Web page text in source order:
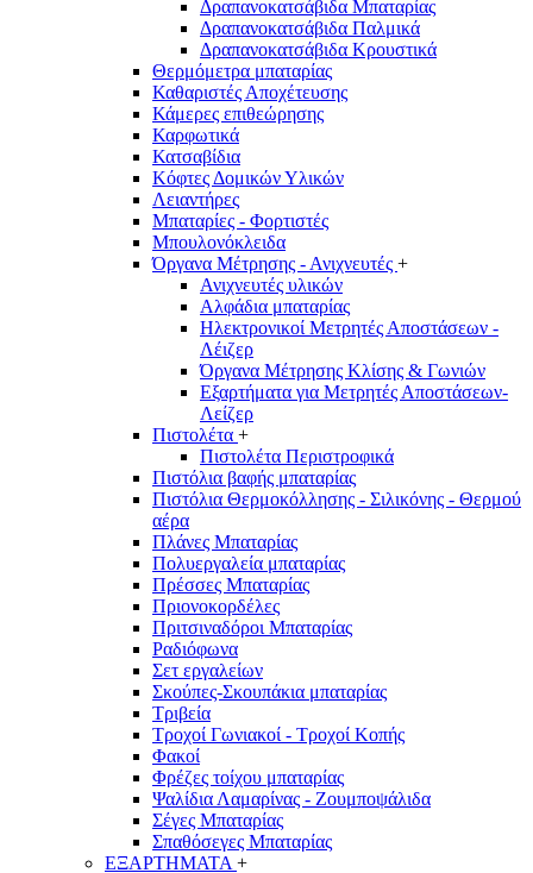
Δραπανοκατσάβιδα Μπαταρίας
Δραπανοκατσάβιδα Παλμικά
Δραπανοκατσάβιδα Κρουστικά
Θερμόμετρα μπαταρίας
Καθαριστές Αποχέτευσης
Κάμερες επιθεώρησης
Καρφωτικά
Κατσαβίδια
Κόφτες Δομικών Υλικών
Λειαντήρες
Μπαταρίες - Φορτιστές
Μπουλονόκλειδα
Όργανα Μέτρησης - Ανιχνευτές +
Ανιχνευτές υλικών
Αλφάδια μπαταρίας
Ηλεκτρονικοί Μετρητές Αποστάσεων -
Λέιζερ
Όργανα Μέτρησης Κλίσης & Γωνιών
Εξαρτήματα για Μετρητές Αποστάσεων-
Λείζερ
Πιστολέτα +
Πιστολέτα Περιστροφικά
Πιστόλια βαφής μπαταρίας
Πιστόλια Θερμοκόλλησης - Σιλικόνης - Θερμού
αέρα
Πλάνες Μπαταρίας
Πολυεργαλεία μπαταρίας
Πρέσσες Μπαταρίας
Πριονοκορδέλες
Πριτσιναδόροι Μπαταρίας
Ραδιόφωνα
Σετ εργαλείων
Σκούπες-Σκουπάκια μπαταρίας
Τριβεία
Τροχοί Γωνιακοί - Τροχοί Κοπής
Φακοί
Φρέζες τοίχου μπαταρίας
Ψαλίδια Λαμαρίνας - Ζουμποψάλιδα
Σέγες Μπαταρίας
Σπαθόσεγες Μπαταρίας
ΕΞΑΡΤΗΜΑΤΑ +